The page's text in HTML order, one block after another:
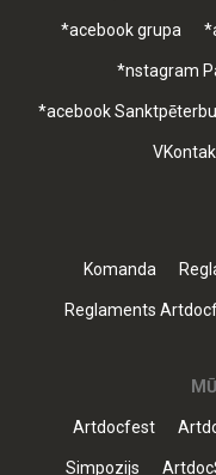
*acebook grupa
*nstagram
*acebook
Komanda
Reglaments
Artdocfest
Simpozijs